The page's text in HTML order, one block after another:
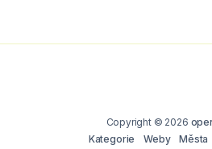
Copyright © 2026
Kategorie
Weby Města